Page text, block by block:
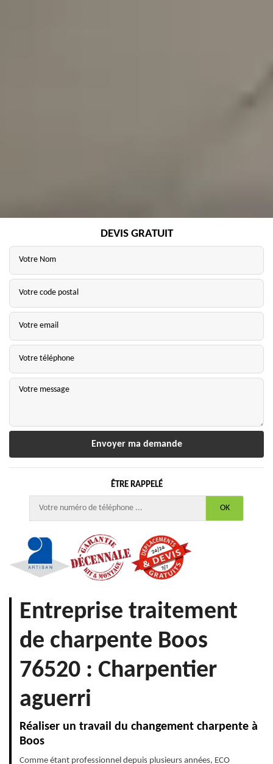
DEVIS GRATUIT
ÊTRE RAPPELÉ
Entreprise traitement
de charpente Boos
76520 : Charpentier
aguerri
Réaliser un travail du changement charpente à
Boos
Comme étant professionnel depuis plusieurs années, ECO